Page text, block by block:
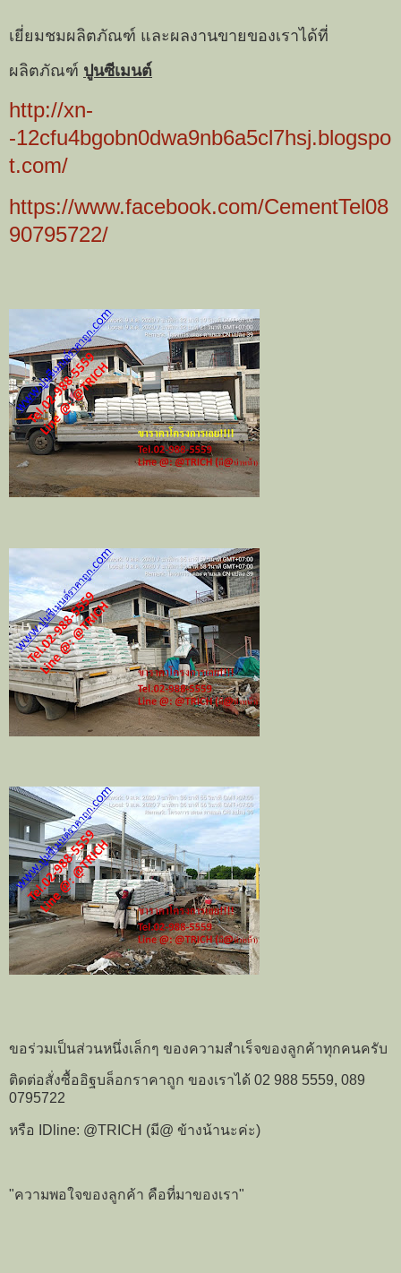
เยี่ยมชมผลิตภัณฑ์ และผลงานขายของเราได้ที่
ผลิตภัณฑ์ ปูนซีเมนต์
http://xn-
-12cfu4bgobn0dwa9nb6a5cl7hsj.blogspo
t.com/
https://www.facebook.com/CementTel08
90795722/
ขอร่วมเป็นส่วนหนึ่งเล็กๆ ของความสำเร็จของลูกค้าทุกคนครับ
ติดต่อสั่งซื้ออิฐบล็อกราคาถูก ของเราได้ 02 988 5559, 089
0795722
หรือ IDline: @TRICH (มี@ ข้างน้านะค่ะ)
"ความพอใจของลูกค้า คือที่มาของเรา"